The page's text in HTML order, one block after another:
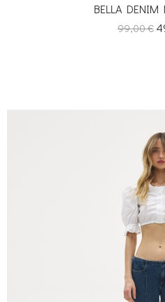
BELLA DENIM
Κανονική
99,00 €